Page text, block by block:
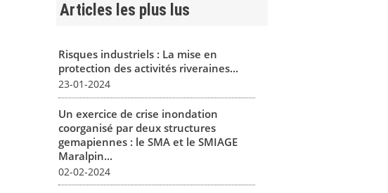
Articles les plus lus
Risques industriels : La mise en
protection des activités riveraines...
23-01-2024
Un exercice de crise inondation
coorganisé par deux structures
gemapiennes : le SMA et le SMIAGE
Maralpin...
02-02-2024